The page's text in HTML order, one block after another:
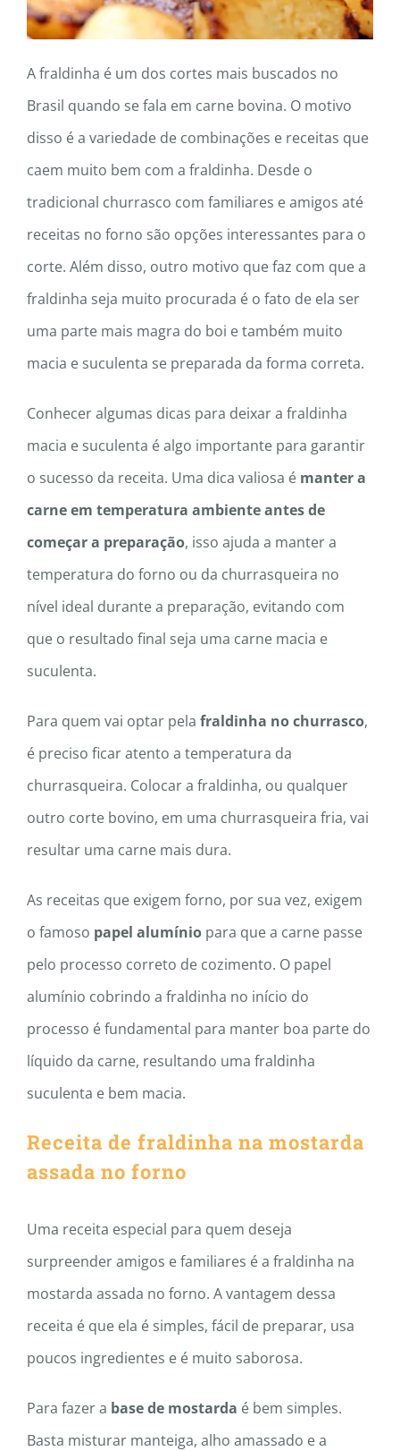
A fraldinha é um dos cortes mais buscados no
Brasil quando se fala em carne bovina. O motivo
disso é a variedade de combinações e receitas que
caem muito bem com a fraldinha. Desde o
tradicional churrasco com familiares e amigos até
receitas no forno são opções interessantes para o
corte. Além disso, outro motivo que faz com que a
fraldinha seja muito procurada é o fato de ela ser
uma parte mais magra do boi e também muito
macia e suculenta se preparada da forma correta.
Conhecer algumas dicas para deixar a fraldinha
macia e suculenta é algo importante para garantir
o sucesso da receita. Uma dica valiosa é manter a
carne em temperatura ambiente antes de
começar a preparação, isso ajuda a manter a
temperatura do forno ou da churrasqueira no
nível ideal durante a preparação, evitando com
que o resultado final seja uma carne macia e
suculenta.
Para quem vai optar pela fraldinha no churrasco,
é preciso ficar atento a temperatura da
churrasqueira. Colocar a fraldinha, ou qualquer
outro corte bovino, em uma churrasqueira fria, vai
resultar uma carne mais dura.
As receitas que exigem forno, por sua vez, exigem
o famoso papel alumínio para que a carne passe
pelo processo correto de cozimento. O papel
alumínio cobrindo a fraldinha no início do
processo é fundamental para manter boa parte do
líquido da carne, resultando uma fraldinha
suculenta e bem macia.
Receita de fraldinha na mostarda
assada no forno
Uma receita especial para quem deseja
surpreender amigos e familiares é a fraldinha na
mostarda assada no forno. A vantagem dessa
receita é que ela é simples, fácil de preparar, usa
poucos ingredientes e é muito saborosa.
Para fazer a base de mostarda é bem simples.
Basta misturar manteiga, alho amassado e a